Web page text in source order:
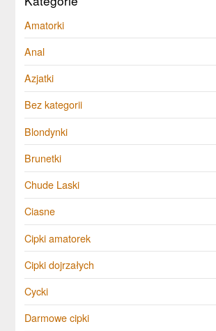
Amatorki
Anal
Azjatki
Bez kategorii
Blondynki
Brunetki
Chude Laski
Ciasne
Cipki amatorek
Cipki dojrzałych
Cycki
Darmowe cipki